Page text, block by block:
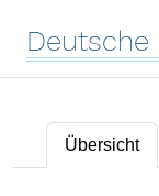
Deutsche
Übersicht